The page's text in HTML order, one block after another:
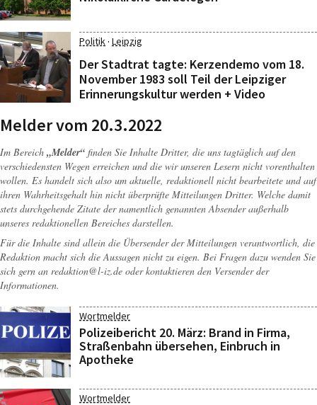
Politik· Leipzig
Der Stadtrat tagte: Kerzendemo vom 18.
November 1983 soll Teil der Leipziger
Erinnerungskultur werden + Video
Melder vom 20.3.2022
Im Bereich „Melder“ finden Sie Inhalte Dritter, die uns tagtäglich auf den
verschiedensten Wegen erreichen und die wir unseren Lesern nicht vorenthalten
wollen. Es handelt sich also um aktuelle, redaktionell nicht bearbeitete und auf
ihren Wahrheitsgehalt hin nicht überprüfte Mitteilungen Dritter. Welche damit
stets durchgehende Zitate der namentlich genannten Absender außerhalb
unseres redaktionellen Bereiches darstellen.
Für die Inhalte sind allein die Übersender der Mitteilungen verantwortlich, die
Redaktion macht sich die Aussagen nicht zu eigen. Bei Fragen dazu wenden Sie
sich gern an redaktion@l-iz.de oder kontaktieren den Versender der
Informationen.
Wortmelder
Polizeibericht 20. März: Brand in Firma,
Straßenbahn übersehen, Einbruch in
Apotheke
Wortmelder